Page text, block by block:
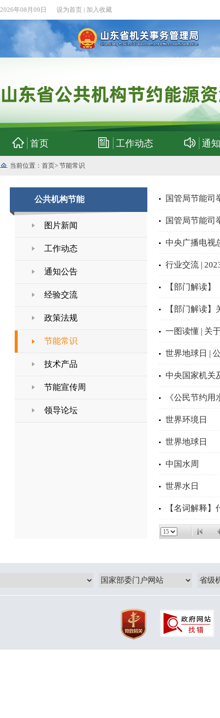
2026年08月09日 设为首页 | 加入收藏
首页 工作动态 通
当前位置： 首页> 节能常识
公共机构节能
图片新闻
工作动态
通知公告
经验交流
政策法规
节能常识
技术产品
节能宣传周
领导论坛
国管局节能司
国管局节能司
中央广播电视
行业交流 |
【部门解读
【部门解读
一图读懂 | 关
世界地球日 |
中央国家机关
《公民节约
世界环境日
世界地球日
中国水周
世界水日
【名词解释